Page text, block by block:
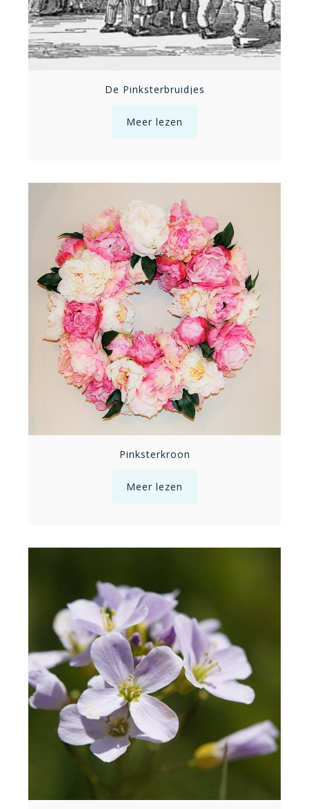
De Pinksterbruidjes
Meer lezen
Pinksterkroon
Meer lezen